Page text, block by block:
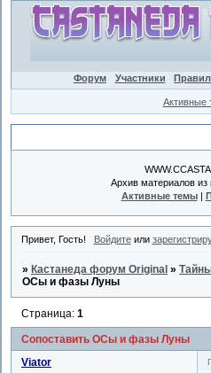
Форум Участники
Активные
Архив материалов из
Активные темы|
Привет, Гость! Войдитеили
» Кастанеда форум Original »
ОСы и фазы Луны
Сопоставить ОСы и фазы Луны
Страница:1
Viator